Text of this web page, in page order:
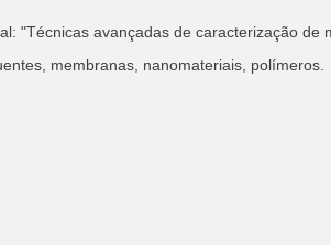
"Técnicas avançadas de caracterização de
membranas, nanomateriais, polímeros.